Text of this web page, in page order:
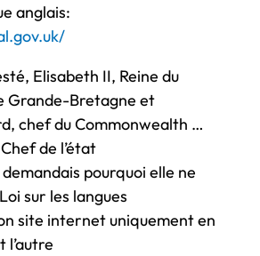
anglais:
Elisabeth II, Reine du
Grande-Bretagne et
chef du Commonwealth …
de l’état
pourquoi elle ne
sur les langues
site internet uniquement en
l’autre